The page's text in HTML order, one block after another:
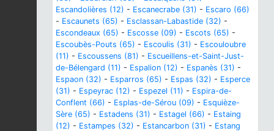
Escandolières (12) - Escanecrabe (31) - Escaro (66)
- Escaunets (65) - Esclassan-Labastide (32) -
Escondeaux (65) - Escosse (09) - Escots (65) -
Escoubès-Pouts (65) - Escoulis (31) - Escouloubre
(11) - Escoussens (81) - Escueillens-et-Saint-Just-
de-Bélengard (11) - Espalion (12) - Espanès (31) -
Espaon (32) - Esparros (65) - Espas (32) - Esperce
(31) - Espeyrac (12) - Espezel (11) - Espira-de-
Conflent (66) - Esplas-de-Sérou (09) - Esquièze-
Sère (65) - Estadens (31) - Estagel (66) - Estaing
(12) - Estampes (32) - Estancarbon (31) - Estang